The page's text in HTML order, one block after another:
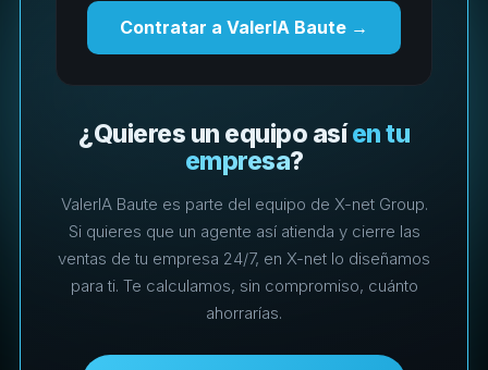
Contratar a ValerIA Baute →
¿Quieres un equipo asíen tu
empresa?
ValerIA Baute es parte del equipo de X-net Group.
Si quieres que un agente así atienda y cierre las
ventas de tu empresa 24/7, en X-net lo diseñamos
para ti. Te calculamos, sin compromiso, cuánto
ahorrarías.